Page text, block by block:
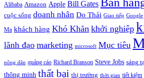
Alibaba Amazon Apple Bill Gates Bán
cuộc sống doanh nhân Do Thái Giao tiếp Google
Ma khách hàng Khó Khăn khởi nghiệp
lãnh đạo marketing microsoft Mục tiêu
nông dân quảng cáo Richard Branson Steve Jobs sáng
thông minh thất bại thị trường thời gian tiết kiệm